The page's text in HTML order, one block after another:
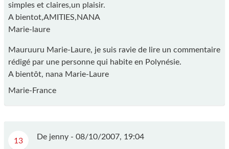
simples et claires,un plaisir.
A bientot,AMITIES,NANA
Marie-laure
Mauruuru Marie-Laure, je suis ravie de lire un commentaire
rédigé par une personne qui habite en Polynésie.
A bientôt, nana Marie-Laure
Marie-France
13 De jenny - 08/10/2007, 19:04